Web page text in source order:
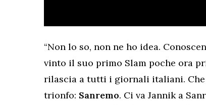
“Non lo so, non ne ho idea.
vinto il suo primo Slam poche ora
rilascia a tutti i giornali italiani. Che
trionfo: Sanremo. Ci va Jannik a